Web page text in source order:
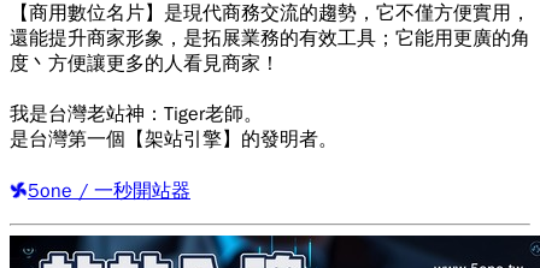
【商用數位名片】是現代商務交流的趨勢，它不僅方便實用，
還能提升商家形象，是拓展業務的有效工具；它能用更廣的角
度丶方便讓更多的人看見商家！
我是台灣老站神：Tiger老師。
是台灣第一個【架站引擎】的發明者。
5one / 一秒開站器